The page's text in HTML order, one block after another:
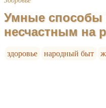
Умные способы
несчастным на
здоровье народный быт